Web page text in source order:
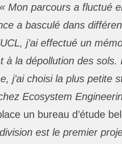
« Mon parcours a fluctué
a basculé dans
j’ai effectué un
à la dépollution des
j’ai choisi la plus petite
Ecosystem
un bureau d’étude
est le premier